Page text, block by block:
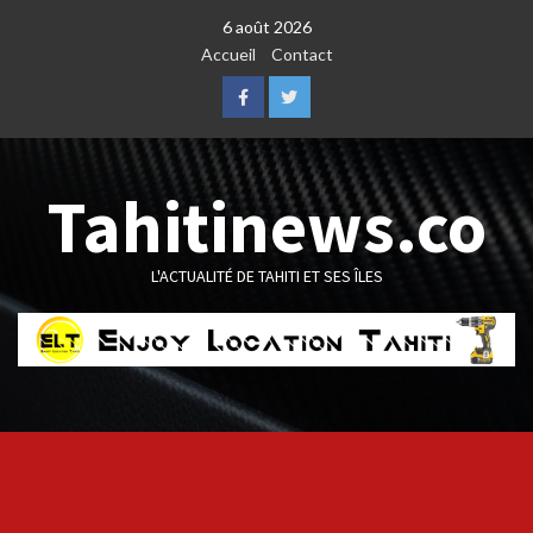
6 août 2026
Accueil
Contact
FacebookTwitter
Tahitinews.co
L'ACTUALITÉ DE TAHITI ET SES ÎLES